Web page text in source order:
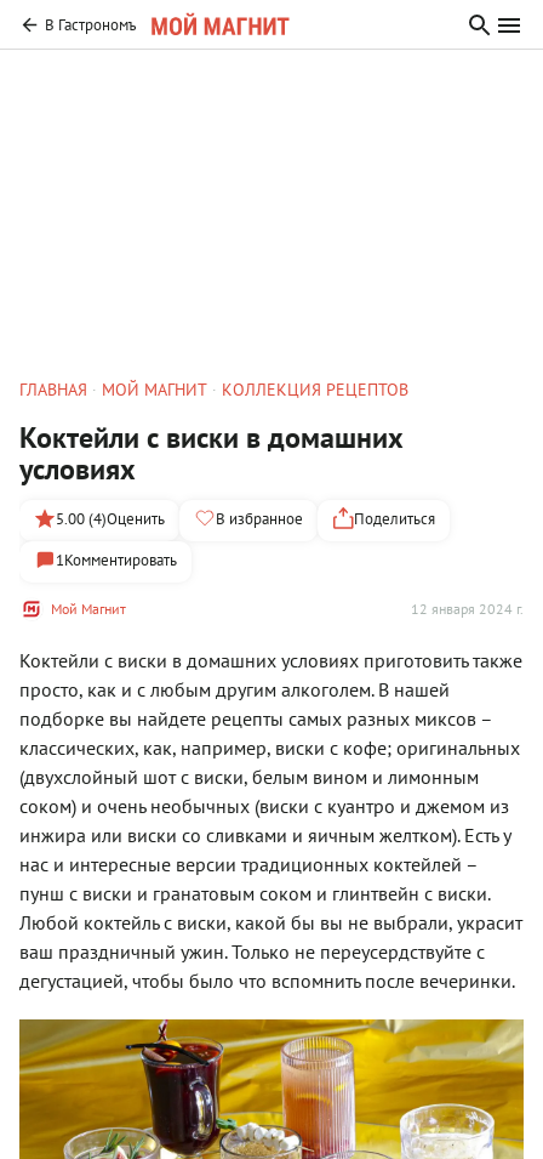
В Гастрономъ
ГЛАВНАЯ МОЙ МАГНИТ КОЛЛЕКЦИЯ РЕЦЕПТОВ
Коктейли с виски в домашних
условиях
Мой Магнит 12 января 2024 г.
5.00 (4)Оценить В избранное
Поделиться
1Комментировать
Коктейли с виски в домашних условиях приготовить также
просто, как и с любым другим алкоголем. В нашей
подборке вы найдете рецепты самых разных миксов –
классических, как, например, виски с кофе; оригинальных
(двухслойный шот с виски, белым вином и лимонным
соком) и очень необычных (виски с куантро и джемом из
инжира или виски со сливками и яичным желтком). Есть у
нас и интересные версии традиционных коктейлей –
пунш с виски и гранатовым соком и глинтвейн с виски.
Любой коктейль с виски, какой бы вы не выбрали, украсит
ваш праздничный ужин. Только не переусердствуйте с
дегустацией, чтобы было что вспомнить после вечеринки.